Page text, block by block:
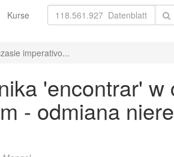
Kurse
imperativo...
'encontrar'
- odmiana